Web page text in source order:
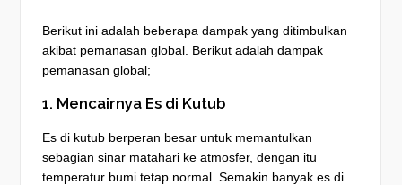
Berikut ini adalah beberapa dampak yang ditimbulkan
akibat pemanasan global. Berikut adalah dampak
pemanasan global;
1. Mencairnya Es di Kutub
Es di kutub berperan besar untuk memantulkan
sebagian sinar matahari ke atmosfer, dengan itu
temperatur bumi tetap normal. Semakin banyak es di